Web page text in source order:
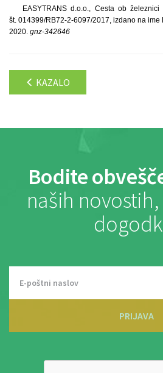
EASYTRANS d.o.o., Cesta ob
št. 014399/RB72-2-6097/2017, izdano na
2020. gnz-342646
KAZALO
Bodite
naših
PRIJAVA